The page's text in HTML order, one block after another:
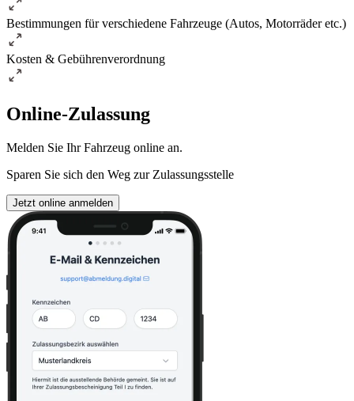
Bestimmungen für verschiedene Fahrzeuge (Autos, Motorräder etc.)
Kosten & Gebührenverordnung
Online-Zulassung
Melden Sie Ihr Fahrzeug online an.
Sparen Sie sich den Weg zur Zulassungsstelle
Jetzt online anmelden